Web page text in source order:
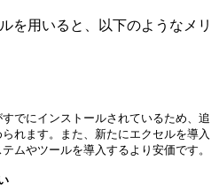
を用いると、以下のようなメリ
でにインストールされているため、追
れます。また、新たにエクセルを導入
ムやツールを導入するより安価です。